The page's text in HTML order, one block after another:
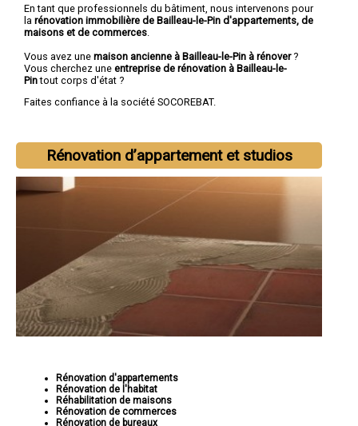
En tant que professionnels du bâtiment, nous intervenons pour
la rénovation immobilière de Bailleau-le-Pin d'appartements, de
maisons et de commerces
Vous avez une maison ancienne à Bailleau-le-Pin à rénover?
Vous cherchez une entreprise de rénovation à Bailleau-le-
Pintout corps d'état ?
Faites confiance à la société SOCOREBAT.
Rénovation d’appartement et studios
Rénovation d'appartements
Rénovation de l'habitat
Réhabilitation de maisons
Rénovation de commerces
Rénovation de bureaux